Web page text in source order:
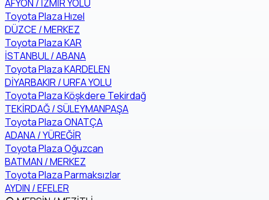
AFYON / İZMİR YOLU
Toyota Plaza Hızel
DÜZCE / MERKEZ
Toyota Plaza KAR
İSTANBUL / ABANA
Toyota Plaza KARDELEN
DİYARBAKIR / URFA YOLU
Toyota Plaza Köşkdere Tekirdağ
TEKİRDAĞ / SÜLEYMANPAŞA
Toyota Plaza ONATÇA
ADANA / YÜREĞİR
Toyota Plaza Oğuzcan
BATMAN / MERKEZ
Toyota Plaza Parmaksızlar
AYDIN / EFELER